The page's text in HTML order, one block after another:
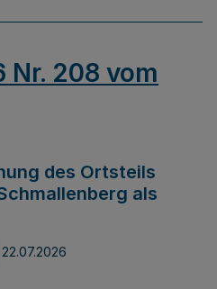
Nr. 208 vom
des Ortsteils
als
22.07.2026